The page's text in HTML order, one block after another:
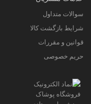
سوالات متداول
شرایط بازگشت کالا
قوانین و مقررات
حریم خصوصی